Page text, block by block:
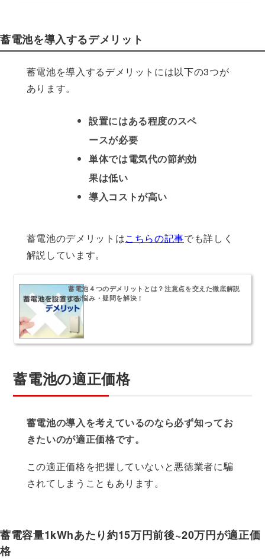
蓄電池を導入するデメリット
蓄電池を導入するデメリットには以下の3つが
あります。
設置にはある程度のスペ
ースが必要
単体では電気代の節約効
果は低い
導入コストが高い
蓄電池のデメリットはこちらの記事でも詳しく
解説しています。
蓄電池４つのデメリットとは？注意点を交えた徹底解説
でお悩み・疑問を解決！
蓄電池の適正価格
蓄電池の導入を考えているのなら必ず知ってお
きたいのが適正価格です。
この適正価格を把握していないと悪徳業者に騙
されてしまうこともあります。
蓄電容量1kWhあたり約15万円前後~20万円が適正価
格